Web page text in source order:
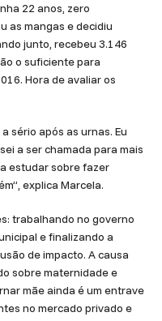
22 anos, zero
as mangas e decidiu
junto, recebeu 3.146
o suficiente para
Hora de avaliar os
sério após as urnas. Eu
a ser chamada para mais
estudar sobre fazer
explica Marcela.
trabalhando no governo
e finalizando a
de impacto. A causa
sobre maternidade e
mãe ainda é um entrave
no mercado privado e